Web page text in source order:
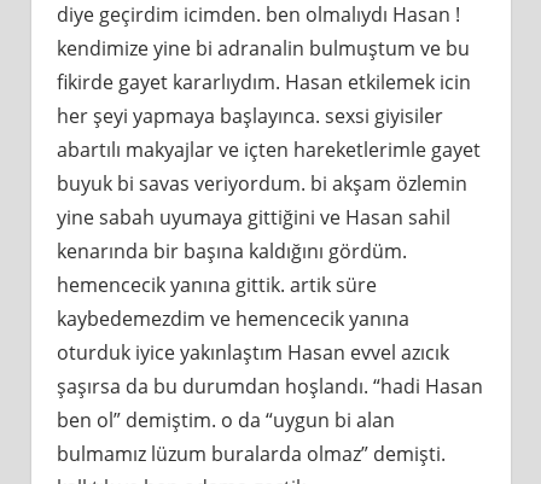
diye geçirdim icimden. ben olmalıydı Hasan !
kendimize yine bi adranalin bulmuştum ve bu
fikirde gayet kararlıydım. Hasan etkilemek icin
her şeyi yapmaya başlayınca. sexsi giyisiler
abartılı makyajlar ve içten hareketlerimle gayet
buyuk bi savas veriyordum. bi akşam özlemin
yine sabah uyumaya gittiğini ve Hasan sahil
kenarında bir başına kaldığını gördüm.
hemencecik yanına gittik. artik süre
kaybedemezdim ve hemencecik yanına
oturduk iyice yakınlaştım Hasan evvel azıcık
şaşırsa da bu durumdan hoşlandı. “hadi Hasan
ben ol” demiştim. o da “uygun bi alan
bulmamız lüzum buralarda olmaz” demişti.